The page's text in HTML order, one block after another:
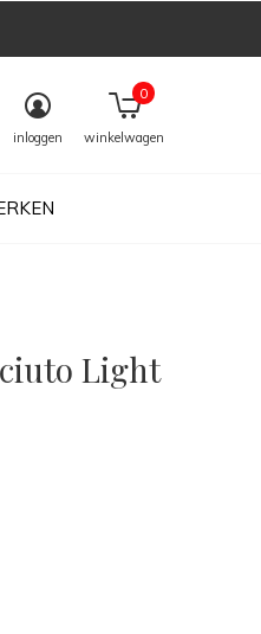
inloggen winkelwagen
0
Light